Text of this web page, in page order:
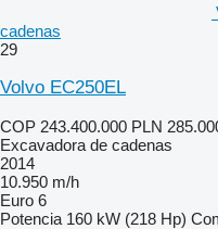
cadenas
29
Volvo EC250EL
COP 243.400.000 PLN
Excavadora de cadenas
2014
10.950 m/h
Euro 6
Potencia 160 kW (218 Hp)